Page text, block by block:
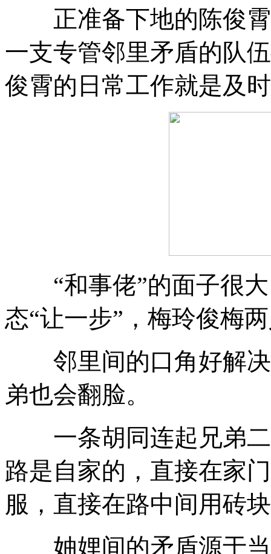
正准备下地的陈俊霄
一支专管邻里矛盾的队
俊霄的日常工作就是及
“和事佬”的面子很大
态“让一步” ， 梅玲俊梅
邻里间的口角好解决
弟也会翻脸。
一条胡同连起兄弟二
路是自家的 ， 直接在家
服 ， 直接在路中间用砖
妯娌间的矛盾源于当